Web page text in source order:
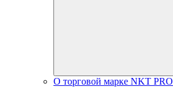
О торговой марке NKT PRO